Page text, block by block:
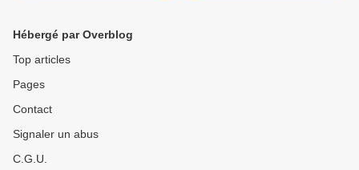
Hébergé par Overblog
Top articles
Pages
Contact
Signaler un abus
C.G.U.